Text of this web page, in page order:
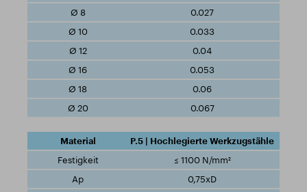
0.027
0.033
0.04
0.053
0.06
0.067
P.5 | Hochlegierte Werkzugstähle
≤ 1100 N/mm²
0,75xD